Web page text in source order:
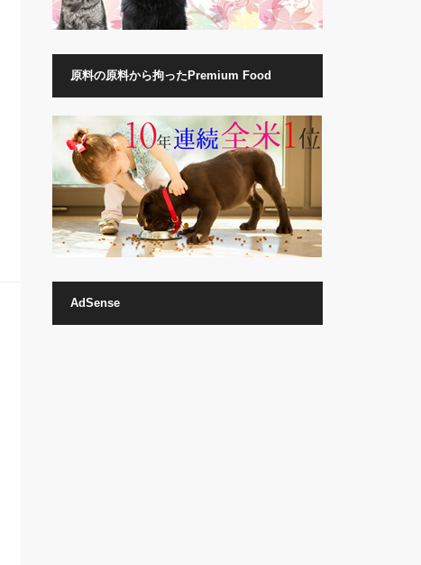
原料の原料から拘ったPremium Food
AdSense